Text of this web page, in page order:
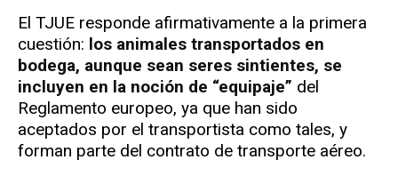
El TJUE responde afirmativamente a la primera
cuestión: los animales transportados en
bodega, aunque sean seres sintientes, se
incluyen en la noción de “equipaje” del
Reglamento europeo, ya que han sido
aceptados por el transportista como tales, y
forman parte del contrato de transporte aéreo.